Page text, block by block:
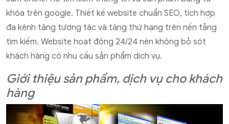
khóa trên google. Thiết kế website chuẩn SEO, tích hợp
đa kênh tăng tương tác và tăng thứ hạng trên nền tảng
tìm kiếm. Website hoạt động 24/24 nên không bỏ sót
khách hàng có nhu cầu sản phẩm dịch vụ.
Giới thiệu sản phẩm, dịch vụ cho khách
hàng